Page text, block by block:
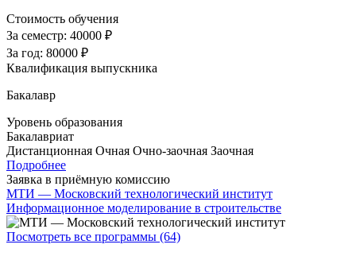
Стоимость обучения
За семестр: 40000 ₽
За год: 80000 ₽
Квалификация выпускника
Бакалавр
Уровень образования
Бакалавриат
Дистанционная Очная Очно-заочная Заочная
Подробнее
Заявка в приёмную комиссию
МТИ — Московский технологический институт
Информационное моделирование в строительстве
Посмотреть все программы (64)